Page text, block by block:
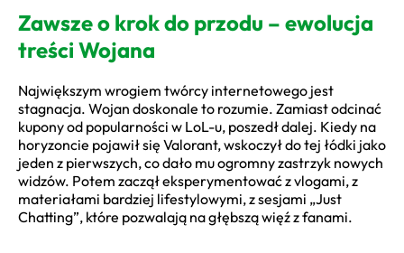
Zawsze o krok do przodu – ewolucja
treści Wojana
Największym wrogiem twórcy internetowego jest
stagnacja. Wojan doskonale to rozumie. Zamiast odcinać
kupony od popularności w LoL-u, poszedł dalej. Kiedy na
horyzoncie pojawił się Valorant, wskoczył do tej łódki jako
jeden z pierwszych, co dało mu ogromny zastrzyk nowych
widzów. Potem zaczął eksperymentować z vlogami, z
materiałami bardziej lifestylowymi, z sesjami „Just
Chatting”, które pozwalają na głębszą więź z fanami.